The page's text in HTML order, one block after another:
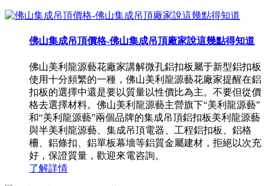
佛山集成吊頂價格-佛山集成吊頂廠家說這幾點得知道
佛山美利龍源藝花廠家講解微孔鋁扣板屬于新型鋁扣板
使用十分頻繁的一種，佛山美利龍源藝花廠家提醒在鋁
扣板的選擇中還是要以質量以性價比為主。不要但從價
格去選擇材料。佛山美利龍源藝主營旗下“美利龍源藝”
和“美利龍源藝”兩個品牌的集成吊頂鋁扣板美利龍源藝
與半美利龍源藝、集成吊頂電器、工程鋁扣板、鋁格
柵、鋁條扣、鋁單板幕墻等鋁質金屬建材，拒絕以次充
好，保證質量，歡迎來電咨詢。
了解詳情